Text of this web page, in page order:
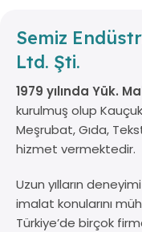
Semiz
Ltd. Şti.
1979 yılında Yük.
kurulmuş olup
Meşrubat, Gıda,
hizmet vermektedir.
Uzun yılların
imalat konularını
Türkiye’de birçok